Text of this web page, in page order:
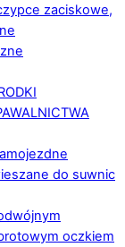
zaciskowe,
do suwnic
oczkiem